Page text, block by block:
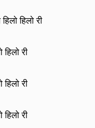
हिलो हिलो री
हिलो री
हिलो री
हिलो री